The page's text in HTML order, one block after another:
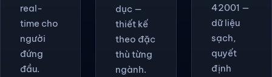
real-
time cho
người
đứng
đầu.
dục —
thiết kế
theo đặc
thù từng
ngành.
42001 —
dữ liệu
sạch,
quyết
định